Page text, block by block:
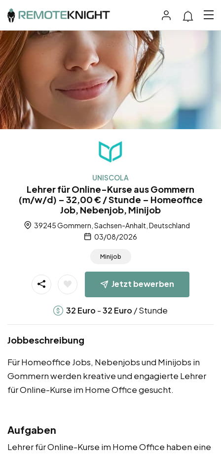
UNISCOLA
Lehrer für Online-Kurse aus Gommern
(m/w/d) – 32,00 € / Stunde – Homeoffice
Job, Nebenjob, Minijob
39245 Gommern, Sachsen-Anhalt, Deutschland
03/08/2026
Minijob
Jetzt bewerben
32 Euro -32 Euro / Stunde
Jobbeschreibung
Für Homeoffice Jobs, Nebenjobs und Minijobs in
Gommern werden kreative und engagierte Lehrer
für Online-Kurse im Home Office gesucht.
Aufgaben
Lehrer für Online-Kurse im Home Office haben eine